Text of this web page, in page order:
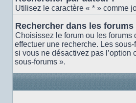
Utilisez le caractère « * » comme
Rechercher dans les forums
Choisissez le forum ou les forums
effectuer une recherche. Les
si vous ne désactivez pas
sous-forums ».